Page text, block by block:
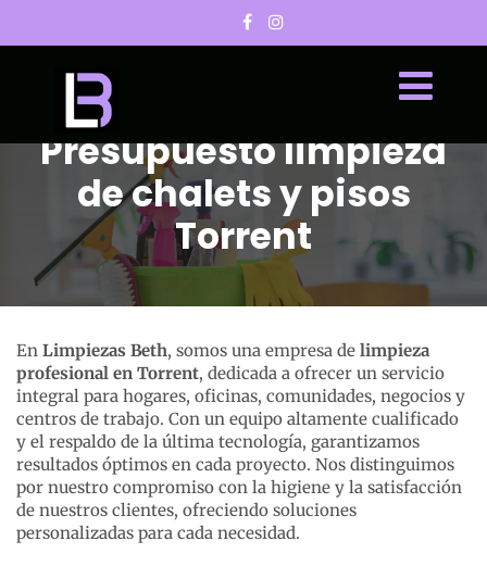
Presupuesto limpieza
de chalets y pisos
Torrent
En Limpiezas Beth, somos una empresa de limpieza
profesional en Torrent, dedicada a ofrecer un servicio
integral para hogares, oficinas, comunidades, negocios y
centros de trabajo. Con un equipo altamente cualificado
y el respaldo de la última tecnología, garantizamos
resultados óptimos en cada proyecto. Nos distinguimos
por nuestro compromiso con la higiene y la satisfacción
de nuestros clientes, ofreciendo soluciones
personalizadas para cada necesidad.